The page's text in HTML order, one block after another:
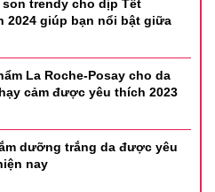
trendy cho dịp Tết
2024 giúp bạn nổi bật giữa
La Roche-Posay cho da
cảm được yêu thích 2023
dưỡng trắng da được yêu
nay